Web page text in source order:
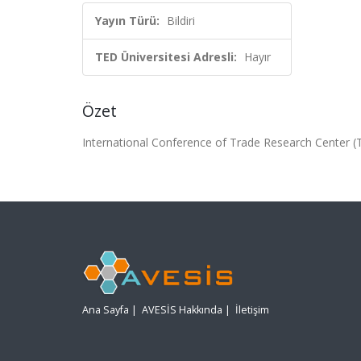
Yayın Türü: Bildiri
TED Üniversitesi Adresli: Hayır
Özet
International Conference of Trade Research Center
Ana Sayfa | AVESİS Hakkında | İletişim